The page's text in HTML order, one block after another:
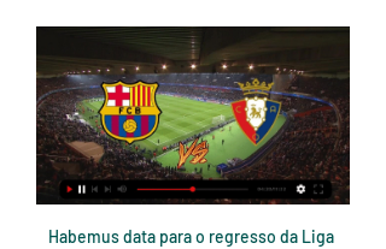
Habemus data para o regresso da Liga NOS, será no dia 3 de Junho, o dia em que reabre a 25ªjornada do campeonato, onde o Portimonense recebe o Gil Vicente…

Mientras que Valladolid no conoce el triunfo desde hace 6 juegos, cabe mencionar sus 3 partidos en el estadio de Jose Zorrilla recibio a rivales fuertes como Sevilla, Real Sociedad y Valencia…un calendario complicado y solamente perdio con Sevilla por la minima, con los otros tuvo empates.

Sus obras más reconocidas son el Hotel Camino Real y el Museo del Niño de la Ciudad de México, e l Museo de Arte Contemporáneo y la torre Legorreta de Nuevo Sur en Monterrey. Como puedes ver, nosotros te presentamos nuestra lista de 9 arquitectos famosos pero la lista y el talento alrededor del mundo es interminable. ¿Qué otro arquitecto.

Carlos Augusto Zambrano Ochandarte (Callao, Provincia Constitucional del Callao, Perú, 10 de julio de 1989) es un futbolista peruano.Juega como defensa central y su equipo actual es Boca Juniors de la Superliga Argentina.Con la selección peruana de fútbol es internacional desde el 2008 . Tiene como preseas la medalla del subcampeonato en la Copa América 2019 y una medalla de bronce.

En el Polideportivo Municipal de Luján, DirectTV Bolívar, el último campeón, debutó en la Liga Argentina con un éxito por 3-0 sobre River Plate, con parciales de 25-17, 25-23 y 25-20.

Club León. Santos Laguna. Atlas de Guadalajara. Monarcas Morelia. Rayos del Necaxa. Puebla. Xolos de Tijuana. Tiburones Rojos del Veracruz.. Club Pachuca Prolight Collection para Niño 9Forty Strapback. PROLIGHT COLLECTION Club Pachuca Prolight …

Canal Malaga C.F. en SUR, toda la información sobre el Malaga Club de Futbol, tu equipo. Sigue al Málaga CF, resultados y otras noticias de fútbol en diario SUR

[AdSense-B] Santos tiene 41 puntos, los mismos que Cienciano | Fuente: Santos FC De pronóstico reservado. Cienciano y Santos FC se enfrentarán este domingo en el estadio Garcilaso de la Vega, en Cusco. Ambos llegarán a la última fecha de la Liga 2 en igualdad de condiciones (41 unidades), tras la resolución de la Comisión de Apelaciones de la Federación Peruana de Fútbol que resolvió.

Real Madrid vs Atlético de Madrid y Barcelona vs Osasuna. hace 1 día — LaLiga está en ESPN+. Ahora puedes disfrutar LaLiga en ESPN+, donde podrás ver todos los partidos En Vivo en español. Suscríbete aquí. De ...

Ver River Plate vs Lanús En Vivo Live Stream Today! online y gratis por internet. V. a las 1. 7: 4. Estádio Antonio Vespucio Liberti. Mirar River Plate vs Lanús en vivo online por internet. Wath live stream. Google Play, Apple Store 2. Ver partido Ver River Plate vs Lanús EN VIVO ONLINE HD. Jornada de las Semifinales Copa Libertadores de.

Quiénes somos Predicciones matemáticas de fútbol, estadísticas para más de 300 ligas de fútbol. Predicciones 1X2, Bajo/Más 2.5 goles en el partido, resultado, ambos equipos anotaran pronosticos.

STEINADLER Feiazeig • Características: jet flame, 1300°C • Fuel: gas • Peso: 35 g • Medidas: 6,5 x 4,0 x 1,8 cm • Estuche: policarbonato (PC)

Resultados, partidos y actualidad de la Liga 1, torneo de la Primera División del fútbol peruano. 18 equipos pelean por el título más importante de Perú.

Sporting Cristal vs. Sport Boys chocarán en duelo vibrante por la fecha 7 de la Liga 1. La contienda entre ambas escuadras está pactada a las 1:15 p.m. (hora peruana) y tendrá lugar en el.

En su cancha del predio "Salvador Hassan", Quilmes jugó ayer por la Liga Argentina. El “Cervecero” tuvo la visita de Acassuso, club de la B Metropolitana de AFA, ganando Quilmes en la 2000 y empatando en la 2002 y 2003 para no acompañar los resultados en la demás divisiones.

Dónde ver al FC Barcelona hoy | DAZN News ES ... vivo y en directo online el siguiente partido que disputa el Fútbol Club Barcelona Se podrá seguir por televisión en directo el FC Barcelona vs CA Osasuna, a ...

Resultado al final del partido Bogota FC: Todos los partidos / Valledupar: Todos los partidos-/partido-/partido. 0' 45' 45' 90' 0' 15' 30' 45' 45' 60' 75' 90' ESTADÍSTICAS SOBRE LAS APUESTAS DE LOS ÚLTIMOS CRUCES DIRECTOS. Resultado final Resultado al descanso Doble oportunidad Under / …

Barcelona - Osasuna: a qué hora es, canal de TV y cómo hace 8 horas — Fecha, horario, cómo ver en vivo y en directo en televisión y cómo seguir online el Barcelona - Osasuna, correspondiente a las semifinales ...

2017-8-3 · Concejo Municipal de San Carlos ACTA 46-2017 PAG.5 Jueves 13 de julio de 2017 Sesión Extraordinaria AVAL DEL COLEGIO DE MÉDICOS Y CIRUJANOS DE COSTA RICA El Presidente del Colegio de Médicos y Cirujanos de Costa Rica mediante el oficio PJG.145.05.15 del 11 de mayo del 2015 dirigido a la señora Ministra de

Unión La Calera vs. Curicó Unido 2 - 0. Resumen; Comparación de E.D. Comentarios; Estadio Chile. Primera División. 2019; Primera B; Segunda División; Tercera A; Copa Chile; Super Cup; Promoción de pay off; Play-offs 2/3; Play-offs 3/4; Info. Unión La Calera. L D W W D. 2 - 0 Curicó Unido. W L W D L. Competición Primera División Fecha.

Supercopa de España 2024: Barcelona - Osasuna hace 3 horas — Osasuna y Barcelona se enfrentan este jueves 11 de enero a las 20:00 horas en en el estadio Al-Awwal Stadium de Riad (Arabia Saudí).

Radio Guatapurí, H.J.N.S. Estación Fue fundada en Valledupar – Cesar – Colombia – Sudamérica, Agosto 30, 1963. La estación comenzó con 1 kilovatio de potencia en la antena de la frecuencia 1,490 kHz modulación de amplitud (AM) y en sólo tres años, gracias a su trabajo y la cobertura, potencia se aumentó a 10 kilovatios.

Colo Colo vs. Palestino EN VIVO: alineaciones confirmadas. conjunto Albo llega motivado debido a que el pasado miércoles se consagró campeón de la Copa Chile tras vencer a la Universidad de.

8 MARTES 1º Y 11 Y 2011 BOLIVIA PIENSA EN LA ARGENTINA Y VENEZUELA El seleccionado boliviano, que dirige el argentino Gustavo Quinteros (foto), comenzó en La Paz su preparación para los partidos por eliminatorias que jugará el 11 de noviembre ante la Argentina, y cuatro días después frente a Venezuela, ambos en condición de visitante.

FC Barcelona Osasuna Magna en vivo ver partido online y Los vínculos a los momentos destacados del FC Barcelona vs. Osasuna Magna aparecen la pestaña Media tan pronto como el vídeo aparezca en páginas como Youtube o ...

El club Inti Gas derrotó 3-1 a Sport Boys del Callao, en el estadio Ciudad de Cumaná, en Ayacucho por la decimonovena jornada del torneo Descentralizado 2011. A cuatro minutos de iniciado el partido, Carlos Ibarra logró anotar el primer gol, quien aprovechó una desconcentración de la defensa rosada, para batir al portero Diego Carranza.

online marketing Mallorca Programador Joomla Barcelona - Especialistas en programacion web joomla en Barcelona . Programacion web joomla barcelona. Especialistas en posicionamiento web, Agencia de marketing Online, Programador de paginas web joomla y servicios graficos integral. Servicios de programacion de pagina web joomla, diseÃ±o de tienda online en joomla, programacion de e …

Cómo ver Osasuna vs Barcelona en vivo online por La 30 ago 2019 — Aquí te decimos cómo ver en vivo este duelo. caosasunaVerified. 310K followers. View profile · Instagram post shared by @caosasuna.

Una fuente del siglo XVII sale a la luz en las obras del Metro de Ópera. Los restos arqueológicos de la primera fuente monumental de Madrid, conocida como la Fuente de los Caños del Peral, y un pequeño acueducto del siglo XVII han salido a la luz en las obras de ampliación de la estación de Metro de Ópera.

EN VIVO: Universidad de Chile - Internacional por la Copa Libertadores 2020. Goal.com. 4 de febrero de 2020. Rebloguear. Compartir. Tuitear. Compartir. Ver fotos. El defensor ex Palestino sigue sin adaptarse al juego azul, siendo uno de los puntos bajos de la escuadra que adiestra Hernán Caputto.. El troleo en directo de un reportero de TV3.

Real Sociedad 1, Osasuna 0. Alexander Isak (Real Sociedad) remate con la derecha desde el lado derecho del interior del área por bajo, junto al palo izquierdo. Asistencia de Martin Ødegaard.

definición de Carlos A. Mannucci y sinónimos de Carlos A. Mannucci (español), antónimos y red semántica multilingüe (traductores por 37 lenguas)

Chicó empató con Alianza en Tunja por la fecha 8 de Liga BetPlay 2020-I. El partido disputado en el Estadio La Independencia de Tunja, se llevó a cabo por la fecha 8 del fútbol profesional de Colombia.

Ricardo Montero dirigirá Herediano vs Cartaginés Publicado por Joselyn Hernandez | Feb 4, 2019 | Arbitraje La Comisión de Arbitraje de la Federación Costarricense de Fútbol (FEDEFUTBOL) dio a conocer los árbitros a cargo de dirigir en la jornada 8 del Campeonato Nacional de la Primera División.

Entradas de fútbol | Canal Oficial FC Barcelona Quieres vivir la emoción de ver tus jugadores favoritos desde cerca? Compra tus entradas para los próximos partidos del FC Barcelona en la web oficial.

Ciudad de México, México, 10 de mayo de 2018, México Ambiental.- El pronóstico para hoy es de lluvias muy fuertes en el norte de Oaxaca, el sur de Veracruz y el centro de Chiapas, y lluvias fuertes en Michoacán, Guerrero y Tabasco, informó el Servicio Meteorológico Nacional (SMN) @conagua_clima, dependiente de la Comisión Nacional del Agua (Conagua) @conagua_mx.

CA Osasuna - FC Barcelona (+Post de DAZN) Ver CA Osasuna - FC Barcelona (+Post de DAZN) online en directo y en diferido con DAZN ES. Disponible en alta definición, en cualquier dispositivo y sin ...

[[transmisión@]] Barcelona Osasuna vídeo del partido LALIGA hace 59 minutos — FC Barcelona Osasuna Magna en vivo ver partido online y FC Barcelona Osasuna Resumen de FC Barcelona vs CA Osasuna (1-2) 1:31El FC Barcelona ...

En ese estado, la Sierra Norte es la principal región cafetalera con el 91% de la superficie sembrada. Soto (2000) caracteriza la estructura y la diversidad de plantas leñosas en cafetales con sombra en Chiapas y encuentra 79. que los productores venden directamente en mer